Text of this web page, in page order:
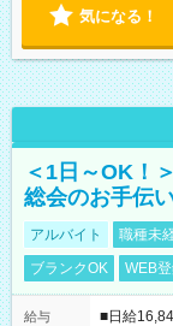
気になる！
＜1日～OK！
総会のお手伝い
アルバイト 職種未
ブランクOK
WEB
給与
■日給